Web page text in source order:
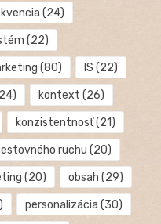
(24)
(22)
(80) IS (22)
kontext (26)
konzistentnosť(21)
ruchu (20)
(20) obsah (29)
personalizácia (30)